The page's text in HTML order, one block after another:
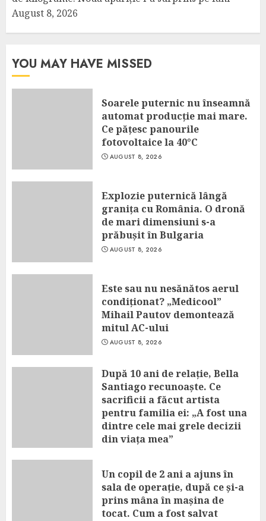
August 8, 2026
YOU MAY HAVE MISSED
Soarele puternic nu înseamnă
automat producție mai mare.
Ce pățesc panourile
fotovoltaice la 40°C
AUGUST 8, 2026
Explozie puternică lângă
granița cu România. O dronă
de mari dimensiuni s-a
prăbușit în Bulgaria
AUGUST 8, 2026
Este sau nu nesănătos aerul
condiționat? „Medicool”
Mihail Pautov demontează
mitul AC-ului
AUGUST 8, 2026
După 10 ani de relație, Bella
Santiago recunoaște. Ce
sacrificii a făcut artista
pentru familia ei: „A fost una
dintre cele mai grele decizii
din viața mea”
Un copil de 2 ani a ajuns în
sala de operație, după ce și-a
prins mâna în mașina de
tocat. Cum a fost salvat